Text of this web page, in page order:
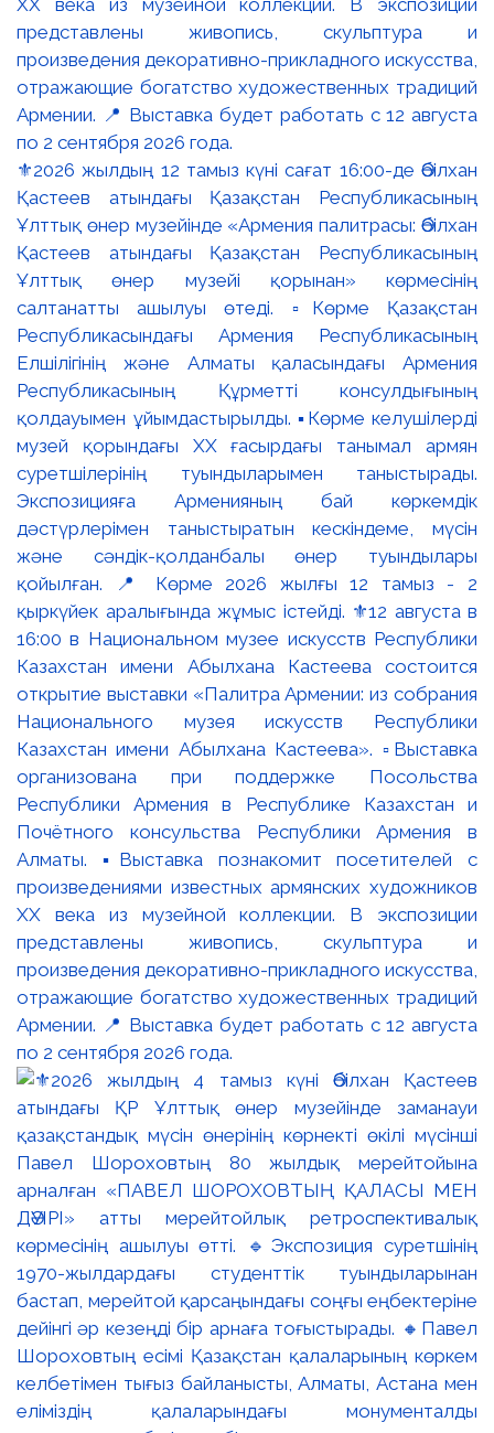
⚜️2026 жылдың 12 тамыз күні сағат 16:00-де Әбілхан
Қастеев атындағы Қазақстан Республикасының
Ұлттық өнер музейінде «Армения палитрасы: Әбілхан
Қастеев атындағы Қазақстан Республикасының
Ұлттық өнер музейі қорынан» көрмесінің
салтанатты ашылуы өтеді. ▫️Көрме Қазақстан
Республикасындағы Армения Республикасының
Елшілігінің және Алматы қаласындағы Армения
Республикасының Құрметті консулдығының
қолдауымен ұйымдастырылды. ▪️Көрме келушілерді
музей қорындағы ХХ ғасырдағы танымал армян
суретшілерінің туындыларымен таныстырады.
Экспозицияға Арменияның бай көркемдік
дәстүрлерімен таныстыратын кескіндеме, мүсін
және сәндік-қолданбалы өнер туындылары
қойылған. 📍 Көрме 2026 жылғы 12 тамыз - 2
қыркүйек аралығында жұмыс істейді. ⚜️12 августа в
16:00 в Национальном музее искусств Республики
Казахстан имени Абылхана Кастеева состоится
открытие выставки «Палитра Армении: из собрания
Национального музея искусств Республики
Казахстан имени Абылхана Кастеева». ▫️Выставка
организована при поддержке Посольства
Республики Армения в Республике Казахстан и
Почётного консульства Республики Армения в
Алматы. ▪️Выставка познакомит посетителей с
произведениями известных армянских художников
XX века из музейной коллекции. В экспозиции
представлены живопись, скульптура и
произведения декоративно-прикладного искусства,
отражающие богатство художественных традиций
Армении. 📍 Выставка будет работать с 12 августа
по 2 сентября 2026 года.